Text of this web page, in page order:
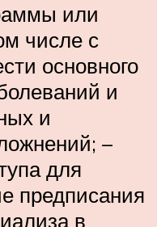
или
числе с
основного
и
и
–
для
предписания
в